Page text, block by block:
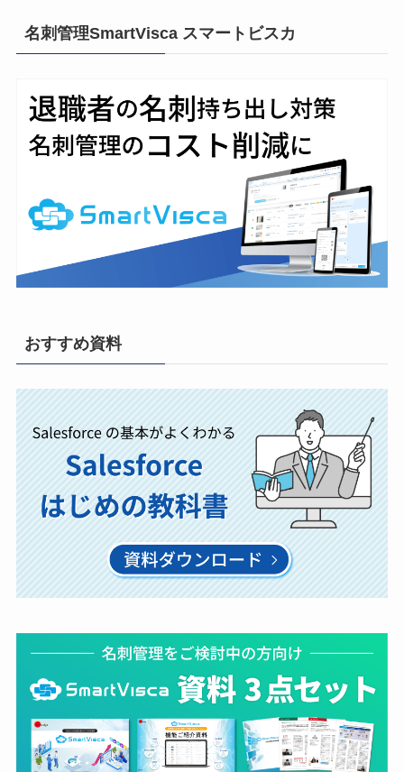
名刺管理SmartVisca スマートビスカ
おすすめ資料